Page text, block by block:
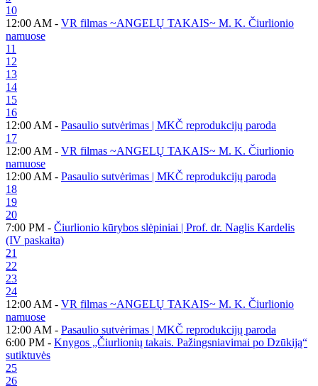
10
12:00 AM - VR filmas ~ANGELŲ TAKAIS~ M. K. Čiurlionio
namuose
11
12
13
14
15
16
12:00 AM - Pasaulio sutvėrimas | MKČ reprodukcijų paroda
17
12:00 AM - VR filmas ~ANGELŲ TAKAIS~ M. K. Čiurlionio
namuose
12:00 AM - Pasaulio sutvėrimas | MKČ reprodukcijų paroda
18
19
20
7:00 PM - Čiurlionio kūrybos slėpiniai | Prof. dr. Naglis Kardelis
(IV paskaita)
21
22
23
24
12:00 AM - VR filmas ~ANGELŲ TAKAIS~ M. K. Čiurlionio
namuose
12:00 AM - Pasaulio sutvėrimas | MKČ reprodukcijų paroda
6:00 PM - Knygos „Čiurlionių takais. Pažingsniavimai po Dzūkiją“
sutiktuvės
25
26